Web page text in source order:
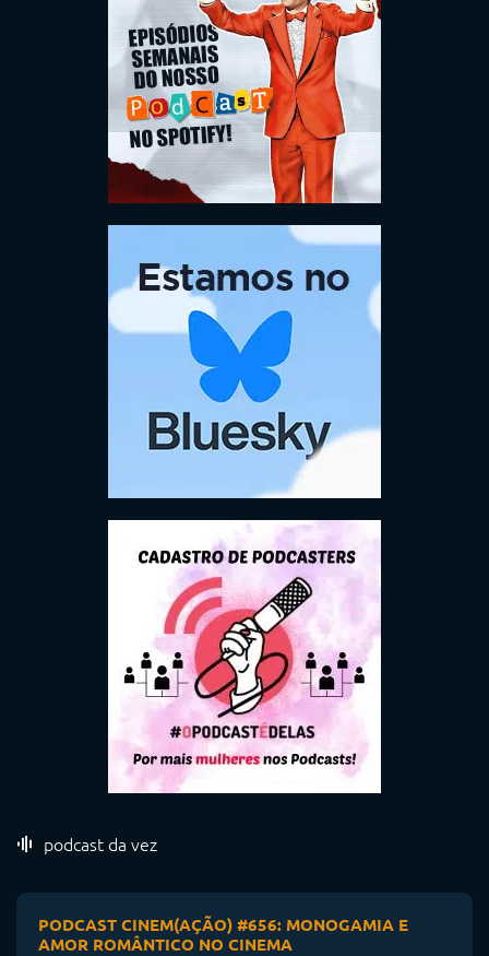
podcast da vez
PODCAST CINEM(AÇÃO) #656: MONOGAMIA E
AMOR ROMÂNTICO NO CINEMA